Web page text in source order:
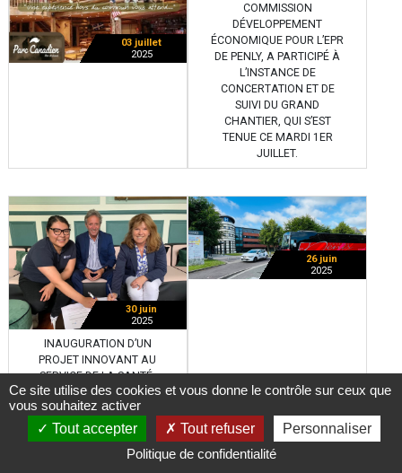
03 juillet
2025
COMMISSION
DÉVELOPPEMENT
ÉCONOMIQUE POUR L’EPR
DE PENLY, A PARTICIPÉ À
L’INSTANCE DE
CONCERTATION ET DE
SUIVI DU GRAND
CHANTIER, QUI S’EST
TENUE CE MARDI 1ER
JUILLET.
30 juin
2025
INAUGURATION D’UN
PROJET INNOVANT AU
SERVICE DE LA SANTÉ,
PORTÉ PAR L'INDUSTRIE
LOCALE !
26 juin
2025
Ce site utilise des cookies et vous donne le contrôle sur ceux que
vous souhaitez activer
Tout accepter
Tout refuser
Personnaliser
Politique de confidentialité